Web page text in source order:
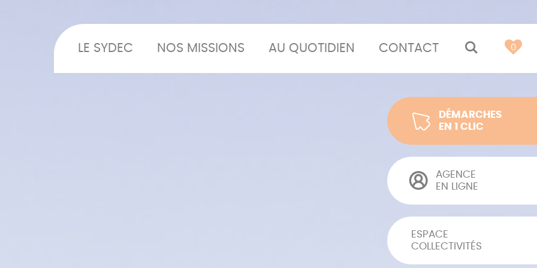
LE SYDEC NOS MISSIONS AU QUOTIDIEN CONTACT 0
DÉMARCHES
EN 1 CLIC
AGENCE
EN LIGNE
ESPACE
COLLECTIVITÉS